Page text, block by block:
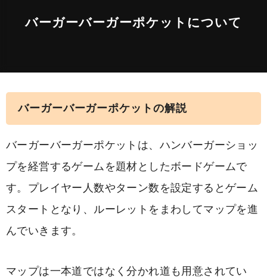
バーガーバーガーポケットについて
バーガーバーガーポケットの解説
バーガーバーガーポケットは、ハンバーガーショッ
プを経営するゲームを題材としたボードゲームで
す。プレイヤー人数やターン数を設定するとゲーム
スタートとなり、ルーレットをまわしてマップを進
んでいきます。
マップは一本道ではなく分かれ道も用意されてい